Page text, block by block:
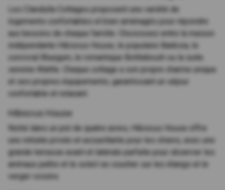
Les Clandulla Cottages proposent une variété de
logements confortables et bien aménagés pour répondre
aux besoins de chaque famille. Choisissez entre la maison
indépendante Hibiscus House, le populaire Banksia, le
convivial Bluegum, le romantique Bottlebrush ou la suite
sereine Wattle. Chaque cottage a son propre charme unique
et ses propres équipements, garantissant un séjour
confortable et relaxant.
Hibiscus House
Niché dans un pré de quatre acres, Hibiscus House offre
une retraite privée et accueillante pour les chiens, avec une
grande terrasse avant et latérale parfaite pour observer les
animaux paître et le soleil se coucher sur les étangs et le
verger voisins.